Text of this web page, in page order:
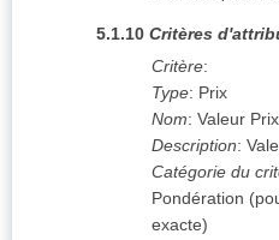
5.1.10 Critères
Critère:
Type: Prix
Nom: Valeur Prix
Description:
Catégorie du
Pondération
exacte)